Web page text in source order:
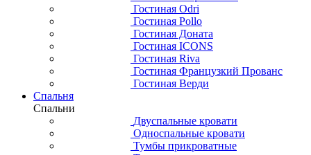
Гостиная Odri
Гостиная Pollo
Гостиная Доната
Гостиная ICONS
Гостиная Riva
Гостиная Французкий Прованс
Гостиная Верди
Спальня
Спальни
Двуспальные кровати
Односпальные кровати
Тумбы прикроватные